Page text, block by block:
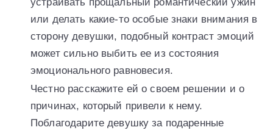
устраивать прощальный романтический ужин
или делать какие-то особые знаки внимания в
сторону девушки, подобный контраст эмоций
может сильно выбить ее из состояния
эмоционального равновесия.
Честно расскажите ей о своем решении и о
причинах, который привели к нему.
Поблагодарите девушку за подаренные